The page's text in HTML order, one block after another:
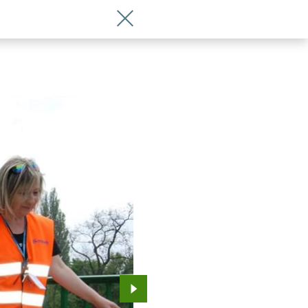
Wróć do artykułu Sprzątanie rzek
Przejdź do kolejnego zdjęcia.